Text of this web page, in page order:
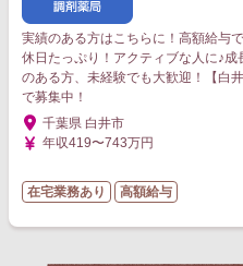
実績のある方はこちらに！高額給与で
休日たっぷり！アクティブな人に♪成
のある方、未経験でも大歓迎！【白井
で募集中！
千葉県 白井市
年収419〜743万円
在宅業務あり 高額給与